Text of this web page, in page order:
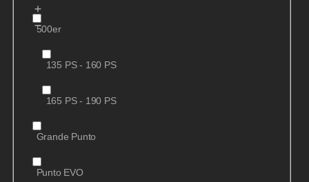
500er
135 PS - 160 PS
165 PS - 190 PS
Grande Punto
Punto EVO